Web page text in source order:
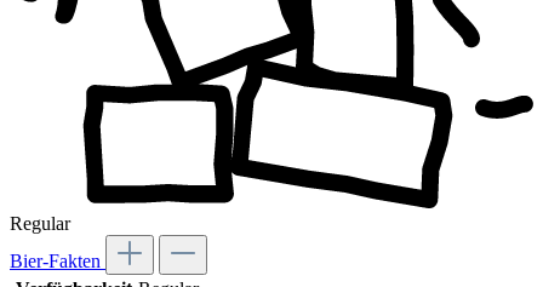
Regular
Bier-Fakten